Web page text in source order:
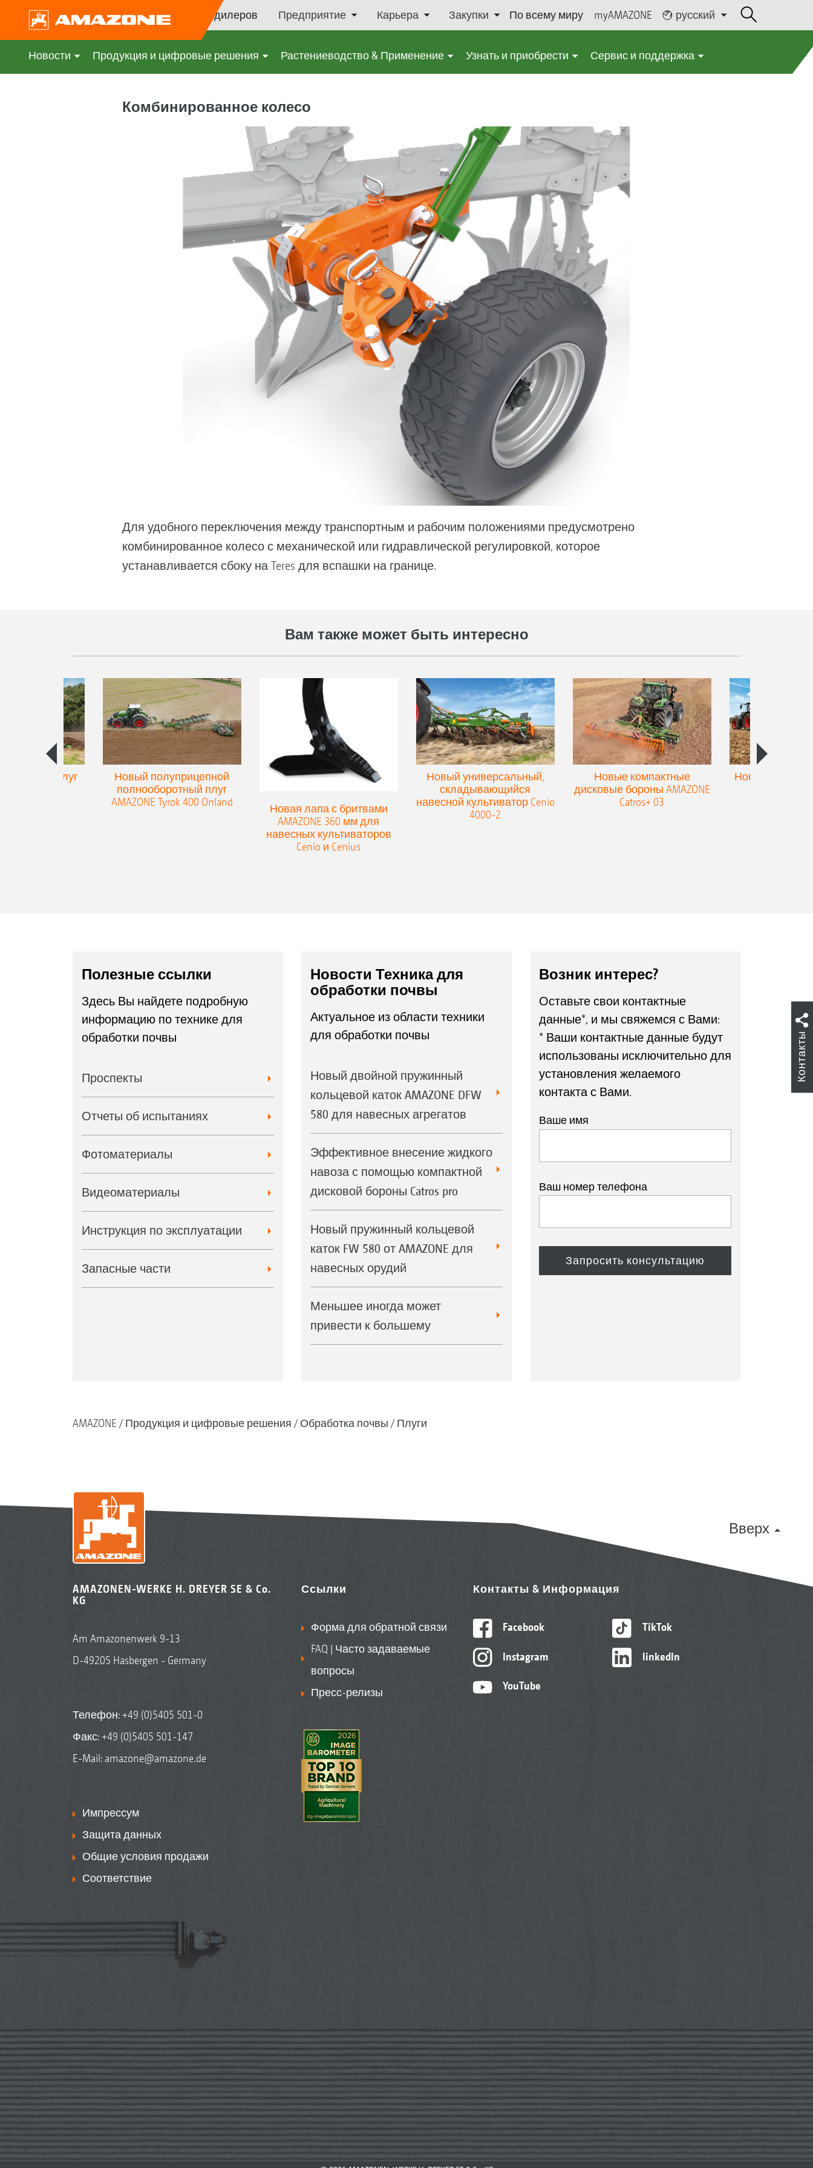
Поиск дилеров Предприятие Карьера Закупки По всему миру myAMAZONE русский
Новости Продукция и цифровые решения Растениеводство & Применение Узнать и приобрести Сервис и поддержка
Комбинированное колесо
Для удобного переключения между транспортным и рабочим положениями предусмотрено
комбинированное колесо с механической или гидравлической регулировкой, которое
устанавливается сбоку на Teres для вспашки на границе.
Вам также может быть интересно
плуг
Новый полуприцепной
полнооборотный плуг
AMAZONE Tyrok 400 Onland
Новая лапа с бритвами
AMAZONE 360 мм для
навесных культиваторов
Cenio и Cenius
Новый универсальный,
складывающийся
навесной культиватор Cenio
4000-2
Новые компактные
дисковые бороны AMAZONE
Catros+ 03
Новый
Полезные ссылки
Здесь Вы найдете подробную
информацию по технике для
обработки почвы
Проспекты
Отчеты об испытаниях
Фотоматериалы
Видеоматериалы
Инструкция по эксплуатации
Запасные части
Новости Техника для
обработки почвы
Актуальное из области техники
для обработки почвы
Новый двойной пружинный
кольцевой каток AMAZONE DFW
580 для навесных агрегатов
Эффективное внесение жидкого
навоза с помощью компактной
дисковой бороны Catros pro
Новый пружинный кольцевой
каток FW 580 от AMAZONE для
навесных орудий
Меньшее иногда может
привести к большему
Возник интерес?
Оставьте свои контактные
данные*, и мы свяжемся с Вами:
* Ваши контактные данные будут
использованы исключительно для
установления желаемого
контакта с Вами.
Ваше имя
Ваш номер телефона
AMAZONE Продукция и цифровые решения Обработка почвы Плуги
Вверх
AMAZONEN-WERKE H. DREYER SE & Co.
KG
Am Amazonenwerk 9-13
D-49205 Hasbergen - Germany
Телефон:+49 (0)5405 501-0
Факс: +49 (0)5405 501-147
E-Mail: amazone@amazone.de
Импрессум
Защита данных
Общие условия продажи
Соответствие
Ссылки
Форма для обратной связи
FAQ | Часто задаваемые
вопросы
Пресс-релизы
Контакты & Информация
Facebook
Instagram
YouTube
TikTok
linkedIn
Контакты